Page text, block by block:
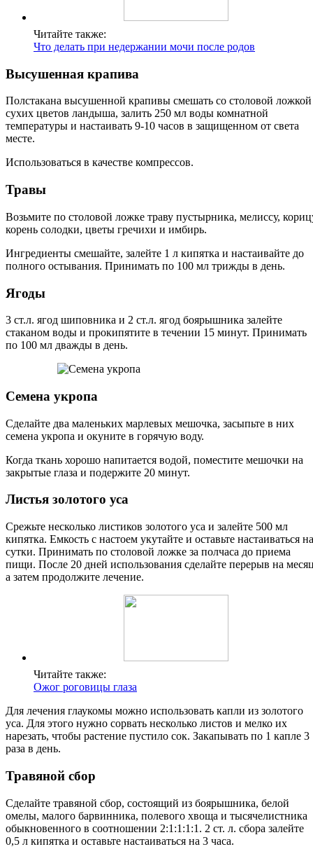
Читайте также:
Что делать при недержании мочи после родов
Высушенная крапива
Полстакана высушенной крапивы смешать со столовой ложкой
сухих цветов ландыша, залить 250 мл воды комнатной
температуры и настаивать 9-10 часов в защищенном от света
месте.
Использоваться в качестве компрессов.
Травы
Возьмите по столовой ложке траву пустырника, мелиссу,
корень солодки, цветы гречихи и имбирь.
Ингредиенты смешайте, залейте 1 л кипятка и настаивайте до
полного остывания. Принимать по 100 мл трижды в день.
Ягоды
3 ст.л. ягод шиповника и 2 ст.л. ягод боярышника залейте
стаканом воды и прокипятите в течении 15 минут. Принимать
по 100 мл дважды в день.
Семена укропа
Сделайте два маленьких марлевых мешочка, засыпьте в них
семена укропа и окуните в горячую воду.
Когда ткань хорошо напитается водой, поместите мешочки на
закрытые глаза и подержите 20 минут.
Листья золотого уса
Срежьте несколько листиков золотого уса и залейте 500 мл
кипятка. Емкость с настоем укутайте и оставьте настаиваться на
сутки. Принимать по столовой ложке за полчаса до приема
пищи. После 20 дней использования сделайте перерыв на
а затем продолжите лечение.
Читайте также:
Ожог роговицы глаза
Для лечения глаукомы можно использовать капли из золотого
уса. Для этого нужно сорвать несколько листов и мелко их
нарезать, чтобы растение пустило сок. Закапывать по 1 капле 3
раза в день.
Травяной сбор
Сделайте травяной сбор, состоящий из боярышника, белой
омелы, малого барвинника, полевого хвоща и тысячелистника
обыкновенного в соотношении 2:1:1:1:1. 2 ст. л. сбора залейте
0,5 л кипятка и оставьте настаиваться на 3 часа.